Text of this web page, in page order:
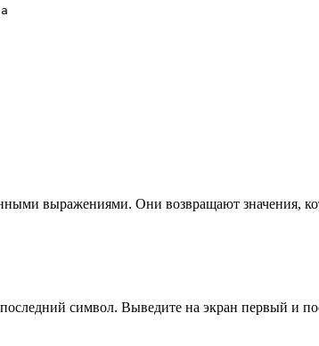
выражениями. Они возвращают значения,
символ. Выведите на экран первый и